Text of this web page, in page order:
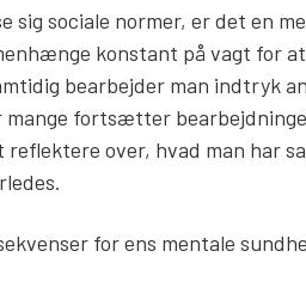
sig sociale normer, er det en
konstant på vagt for
bearbejder man indtryk
fortsætter
over, hvad man har
for ens mentale